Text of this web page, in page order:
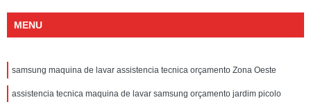
MENU
samsung maquina de lavar assistencia tecnica orçamento Zona Oeste
assistencia tecnica maquina de lavar samsung orçamento jardim picolo